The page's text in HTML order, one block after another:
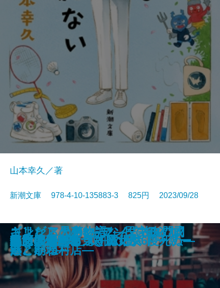
心は孤独な狩人
龍ノ国幻想6 双飛の暁
月夜の散歩
あしたの名医―伊豆中周産期セン
ター―
日蓮
ギリシア人の物語3―都市国家ギ
リシアの終焉―
江戸の空、水面の風―みとや・お
瑛仕入帖―
泳ぐ者
ちよぼ―加賀百万石を照らす月―
神様には負けられない
山本幸久／著
新潮文庫 978-4-10-135883-3 825円 2023/09/28
トゥルー・クライム・ストーリー
魔女推理―嘘つき魔女が6度死ぬ―
コンビニ兄弟3―テンダネス門司
港こがね村店―
さよならの言い方なんて知らな
い。8
龍ノ国幻想5 双飛の闇
血も涙もある
ギリシア人の物語2―民主政の成
熟と崩壊―
鳴門の渦潮を見ていた女
処女の道程
草原のサーカス